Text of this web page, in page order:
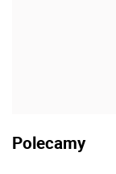
Polecamy